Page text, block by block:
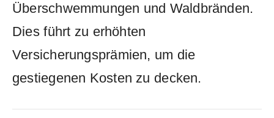
Überschwemmungen ‌und‍ Waldbränden.⁤
Dies ⁣führt ⁣zu​ erhöhten
Versicherungsprämien,​ um die
gestiegenen Kosten zu ⁤decken.